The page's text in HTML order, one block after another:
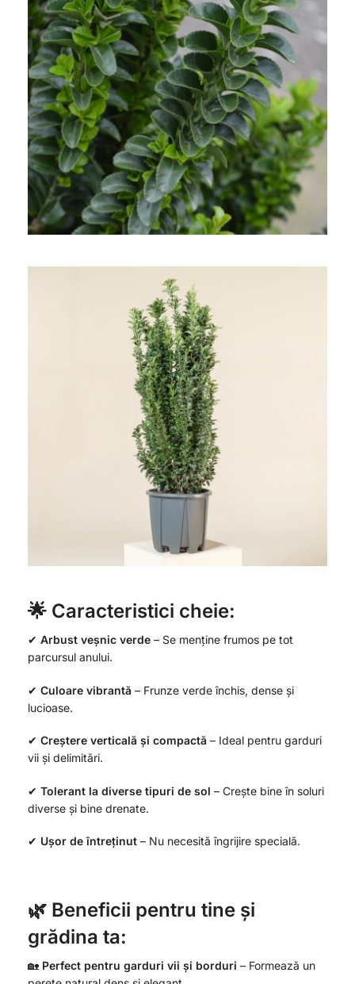
🌟 Caracteristici cheie:
✔ Arbust veșnic verde – Se menține frumos pe tot
parcursul anului.
✔ Culoare vibrantă – Frunze verde închis, dense și
lucioase.
✔ Creștere verticală și compactă – Ideal pentru garduri
vii și delimitări.
✔ Tolerant la diverse tipuri de sol – Crește bine în soluri
diverse și bine drenate.
✔ Ușor de întreținut – Nu necesită îngrijire specială.
🌿 Beneficii pentru tine și
grădina ta:
🏡 Perfect pentru garduri vii și borduri – Formează un